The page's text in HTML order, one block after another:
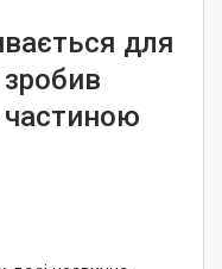
для
частиною